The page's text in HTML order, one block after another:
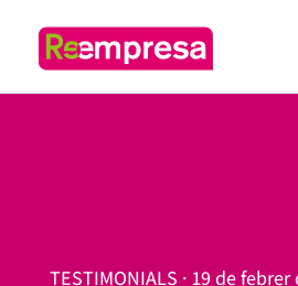
TESTIMONIALS · 19 de febrer